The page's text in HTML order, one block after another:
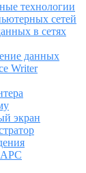
технологии
сетей
в сетях
данных
Writer
экран